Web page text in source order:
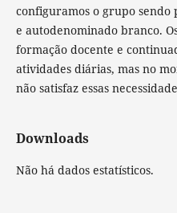
configuramos o grupo
e autodenominado branco.
formação docente e
atividades diárias, mas no
não satisfaz essas
Downloads
Não há dados estatísticos.